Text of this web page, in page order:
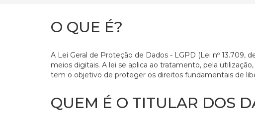
O QUE É?
A Lei Geral de Proteção de Dados - LGPD (Lei nº 13.709,
meios digitais. A lei se aplica ao tratamento, pela
tem o objetivo de proteger os direitos fundamentais de
QUEM É O TITULAR DOS